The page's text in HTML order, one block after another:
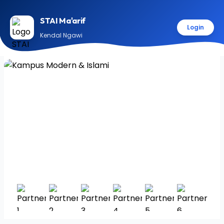
STAI Ma'arif
Kendal Ngawi
Login